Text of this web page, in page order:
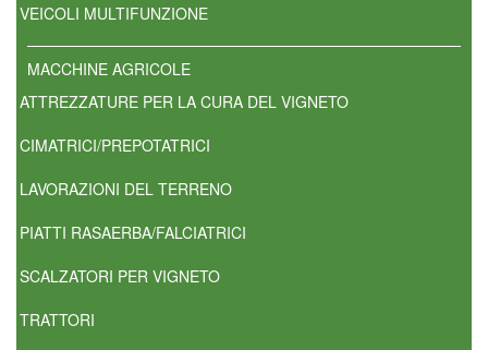
VEICOLI MULTIFUNZIONE
MACCHINE AGRICOLE
ATTREZZATURE PER LA CURA DEL VIGNETO
CIMATRICI/PREPOTATRICI
LAVORAZIONI DEL TERRENO
PIATTI RASAERBA/FALCIATRICI
SCALZATORI PER VIGNETO
TRATTORI